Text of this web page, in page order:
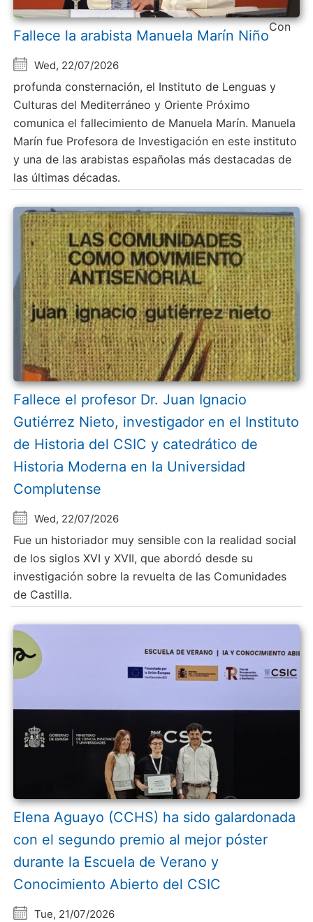
Fallece la arabista Manuela Marín Niño
Wed, 22/07/2026
Con
profunda consternación, el Instituto de Lenguas y
Culturas del Mediterráneo y Oriente Próximo
comunica el fallecimiento de Manuela Marín. Manuela
Marín fue Profesora de Investigación en este instituto
y una de las arabistas españolas más destacadas de
las últimas décadas.
Fallece el profesor Dr. Juan Ignacio
Gutiérrez Nieto, investigador en el Instituto
de Historia del CSIC y catedrático de
Historia Moderna en la Universidad
Complutense
Wed, 22/07/2026
Fue un historiador muy sensible con la realidad social
de los siglos XVI y XVII, que abordó desde su
investigación sobre la revuelta de las Comunidades
de Castilla.
Elena Aguayo (CCHS) ha sido galardonada
con el segundo premio al mejor póster
durante la Escuela de Verano y
Conocimiento Abierto del CSIC
Tue, 21/07/2026